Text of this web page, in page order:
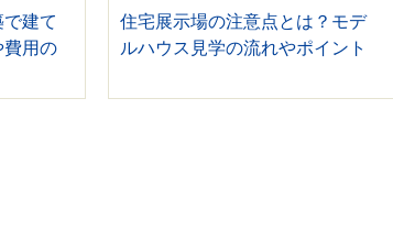
で建て
費用の
住宅展示場の注意点とは？モデ
ルハウス見学の流れやポイント